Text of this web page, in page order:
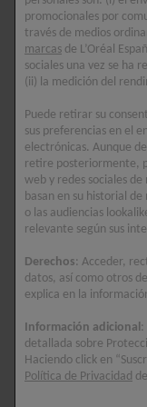
PURETÉ
Purifica. Tonifica.
promocionales por
través de medios
marcas de L’Oréal
sociales una vez se ha
(ii) la medición del
Puede retirar su
sus preferencias en el
electrónicas. Aunque
retire posteriormente,
web y redes sociales de
basan en su historial
o las audiencias
relevante según sus
Derechos: Acceder,
datos, así como otros
explica en la
Información adicional:
detallada sobre
Haciendo click en
Política de Privacidad